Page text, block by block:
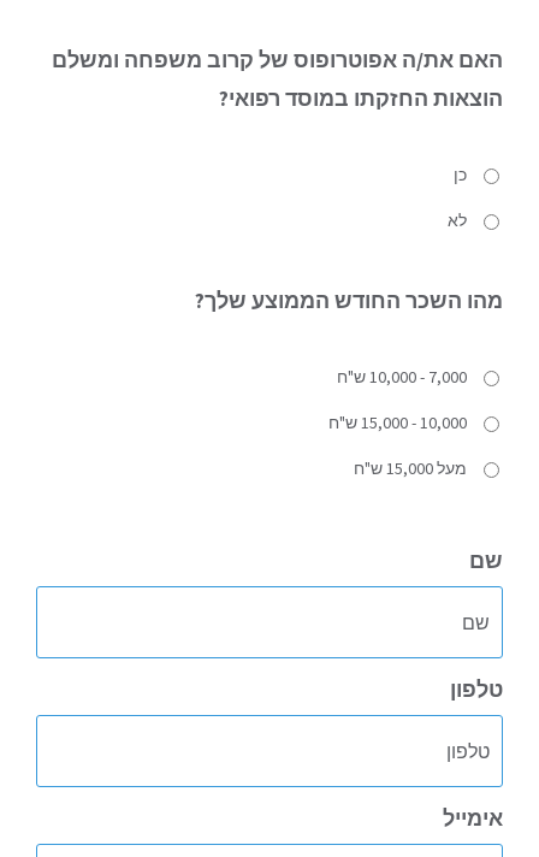
האם את/ה אפוטרופוס של קרוב משפחה ומשלם
הוצאות החזקתו במוסד רפואי?
כן
לא
מהו השכר החודש הממוצע שלך?
7,000 - 10,000 ש"ח
10,000 - 15,000 ש"ח
מעל 15,000 ש"ח
שם
טלפון
אימייל